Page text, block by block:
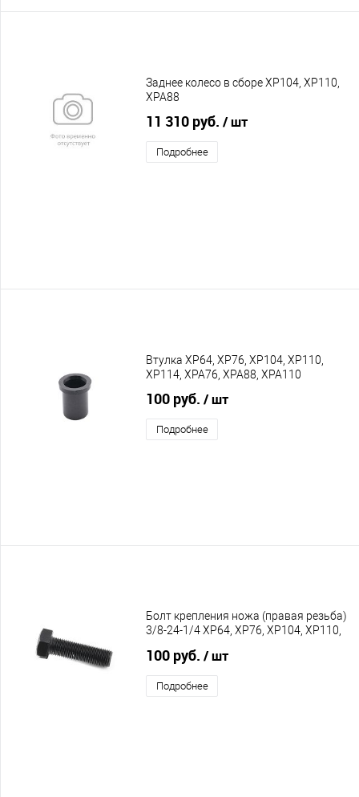
Заднее колесо в сборе XP104, XP110,
XPA88
11 310 руб. / шт
Подробнее
Втулка XP64, XP76, XP104, XP110,
XP114, XPA76, XPA88, XPA110
100 руб. / шт
Подробнее
Болт крепления ножа (правая резьба)
3/8-24-1/4 XP64, XP76, XP104, XP110,
100 руб. / шт
Подробнее